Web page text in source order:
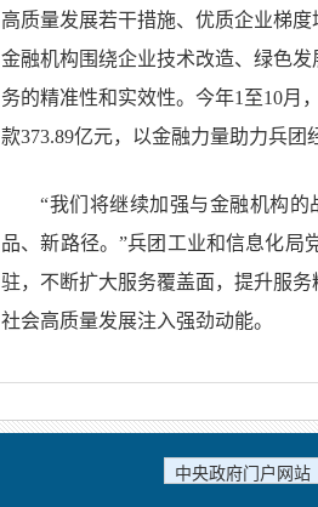
高质量发展若干措施、优质企业梯
金融机构围绕企业技术改造、绿色
务的精准性和实效性。今年1至10月
款373.89亿元，以金融力量助力兵团
“我们将继续加强与金融机构
品、新路径。”兵团工业和信息化局
驻，不断扩大服务覆盖面，提升服
社会高质量发展注入强劲动能。
中央政府门户网站